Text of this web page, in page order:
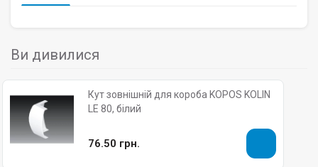
Ви дивилися
Кут зовнішній для короба KOPOS KOLIN
LE 80, білий
76.50 грн.